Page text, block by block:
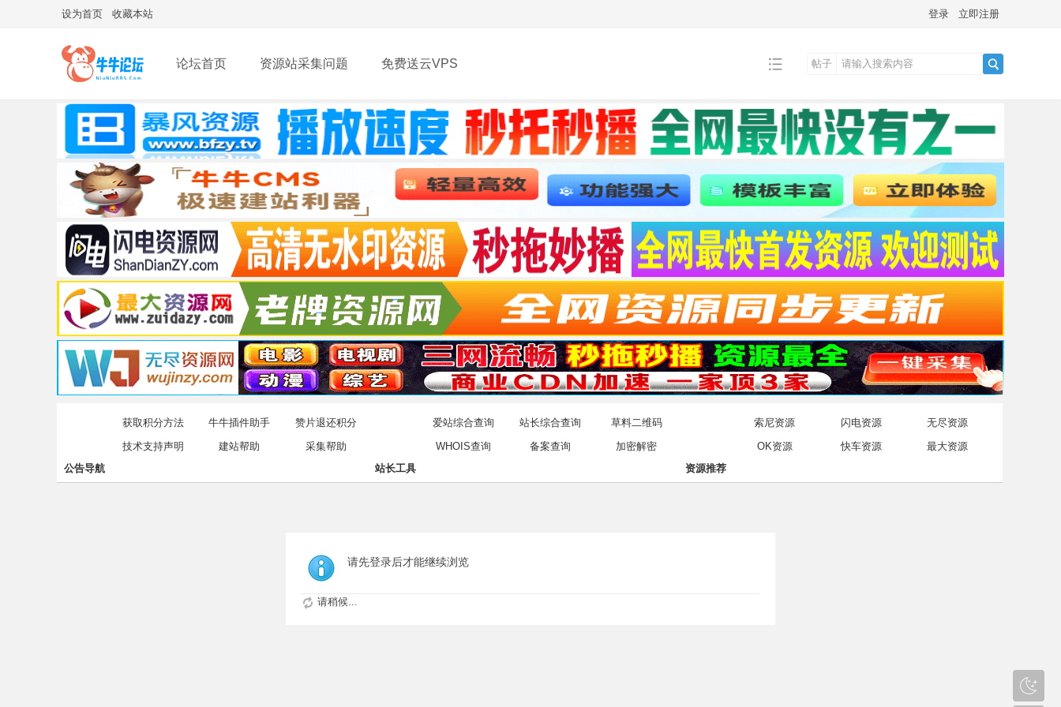
设为首页 收藏本站 登录 立即注册
论坛首页 资源站采集问题 免费送云VPS
帖子
公告导航
获取积分方法 牛牛插件助手
赞片退还积分
技术支持声明
建站帮助
采集帮助
站长工具
爱站综合查询 站长综合查询
草料二维码
WHOIS查询
备案查询
加密解密
资源推荐
索尼资源 闪电资源
无尽资源
OK资源
快车资源 最大资源
请先登录后才能继续浏览
请稍候...